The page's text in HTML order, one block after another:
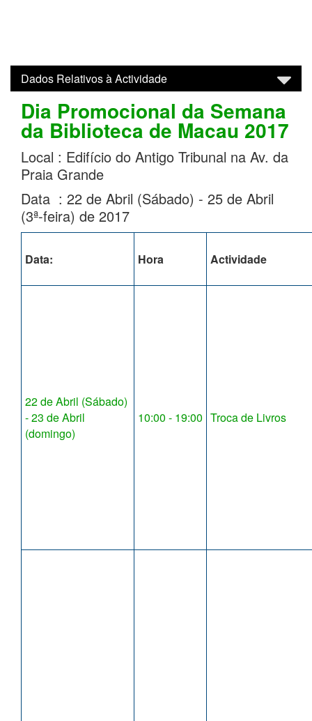
Dados Relativos à Actividade
Dia Promocional da Semana
da Biblioteca de Macau 2017
Local : Edifício do Antigo Tribunal na Av. da
Praia Grande
Data : 22 de Abril (Sábado) - 25 de Abril
(3ª-feira) de 2017
Data: Hora Actividade
22 de Abril (Sábado)
- 23 de Abril
(domingo)
10:00 - 19:00 Troca de Livros